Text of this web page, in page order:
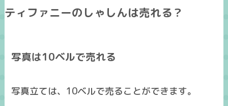
ティファニーのしゃしんは売れる？
写真は10ベルで売れる
写真立ては、10ベルで売ることができます。